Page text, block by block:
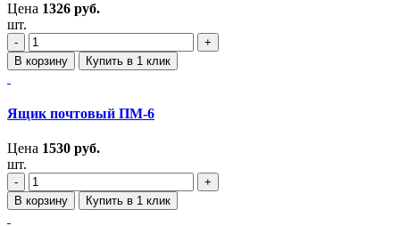
Цена 1326 руб.
шт.
‐
+
В корзину
Купить в 1 клик
Ящик почтовый ПМ-6
Цена 1530 руб.
шт.
‐
+
В корзину
Купить в 1 клик